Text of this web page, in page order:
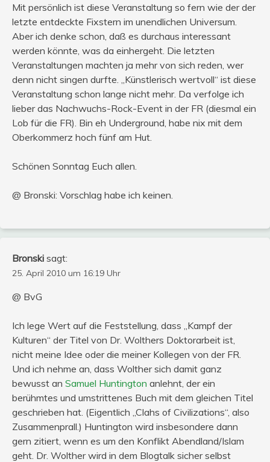
Mit persönlich ist diese Veranstaltung so fern wie der der
letzte entdeckte Fixstern im unendlichen Universum.
Aber ich denke schon, daß es durchaus interessant
werden könnte, was da einhergeht. Die letzten
Veranstaltungen machten ja mehr von sich reden, wer
denn nicht singen durfte. „Künstlerisch wertvoll“ ist diese
Veranstaltung schon lange nicht mehr. Da verfolge ich
lieber das Nachwuchs-Rock-Event in der FR (diesmal ein
Lob für die FR). Bin eh Underground, habe nix mit dem
Oberkommerz hoch fünf am Hut.
Schönen Sonntag Euch allen.
@ Bronski: Vorschlag habe ich keinen.
Bronski sagt:
25. April 2010 um 16:19 Uhr
@ BvG
Ich lege Wert auf die Feststellung, dass „Kampf der
Kulturen“ der Titel von Dr. Wolthers Doktorarbeit ist,
nicht meine Idee oder die meiner Kollegen von der FR.
Und ich nehme an, dass Wolther sich damit ganz
bewusst an Samuel Huntington anlehnt, der ein
berühmtes und umstrittenes Buch mit dem gleichen Titel
geschrieben hat. (Eigentlich „Clahs of Civilizations“, also
Zusammenprall.) Huntington wird insbesondere dann
gern zitiert, wenn es um den Konflikt Abendland/Islam
geht. Dr. Wolther wird in dem Blogtalk sicher selbst